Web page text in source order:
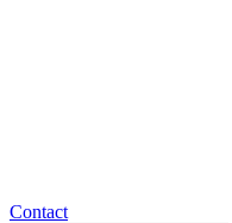
Contact